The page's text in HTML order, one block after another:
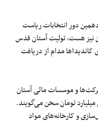
دور انتخابات ریاست
نیز هست، تولیت آستان قدس
کاندیداها مدام از دریافت
وموسساتمالی آستان
میلیاردتومان سخن می‌گویند.
و کارخانه‌های مواد